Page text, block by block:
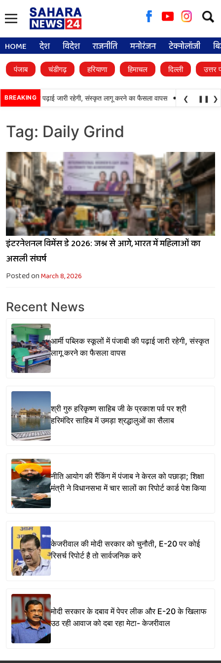
for:
HOME देश विदेश राजनीति मनोरंजन टेक्नोलॉजी
पंजाब चंडीगढ़ हरियाणा हिमाचल दिल्ली उत्तर
BREAKING
में पंजाबी की पढ़ाई जारी रहेगी, संस्कृत लागू करने का फैसला वापस •श्री गुरु हरिकृष्ण
❮ ❚❚ ❯
Tag: Daily Grind
इंटरनेशनल विमेंस डे 2026: जश्न से आगे, भारत में महिलाओं का
असली संघर्ष
Posted onMarch 8, 2026
Recent News
आर्मी पब्लिक स्कूलों में पंजाबी की पढ़ाई जारी रहेगी, संस्कृत
लागू करने का फैसला वापस
श्री गुरु हरिकृष्ण साहिब जी के प्रकाश पर्व पर श्री
हरिमंदिर साहिब में उमड़ा श्रद्धालुओं का सैलाब
नीति आयोग की रैंकिंग में पंजाब ने केरल को पछाड़ा; शिक्षा
मंत्री ने विधानसभा में चार सालों का रिपोर्ट कार्ड पेश किया
केजरीवाल की मोदी सरकार को चुनौती, E-20 पर कोई
रिसर्च रिपोर्ट है तो सार्वजनिक करे
मोदी सरकार के दबाव में पेपर लीक और E-20 के खिलाफ
उठ रही आवाज को दबा रहा मेटा- केजरीवाल